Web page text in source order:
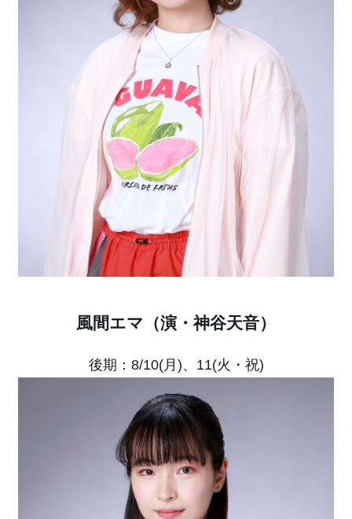
風間エマ（演・神谷天音）
後期：8/10(月)、11(火・祝)